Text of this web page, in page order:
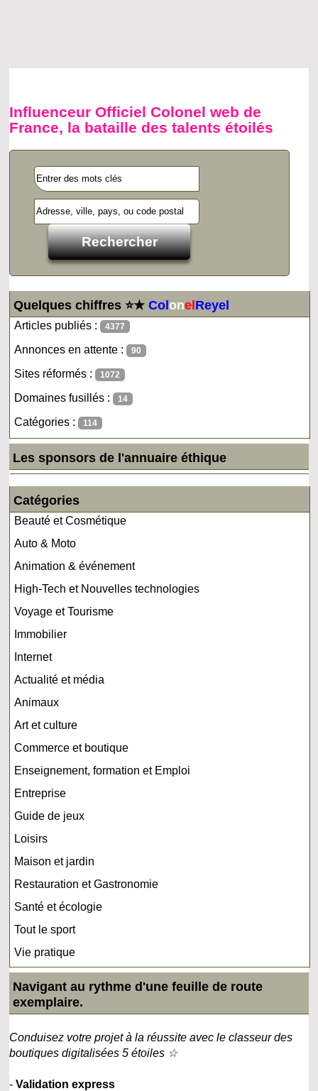
Influenceur Officiel Colonel web de
France, la bataille des talents étoilés
Quelques chiffres ⭐★ColonelReyel
Articles publiés : 4377
Annonces en attente : 90
Sites réformés : 1072
Domaines fusillés : 14
Catégories : 114
Les sponsors de l'annuaire éthique
Catégories
Beauté et Cosmétique
Auto & Moto
Animation & événement
High-Tech et Nouvelles technologies
Voyage et Tourisme
Immobilier
Internet
Actualité et média
Animaux
Art et culture
Commerce et boutique
Enseignement, formation et Emploi
Entreprise
Guide de jeux
Loisirs
Maison et jardin
Restauration et Gastronomie
Santé et écologie
Tout le sport
Vie pratique
Navigant au rythme d'une feuille de route
exemplaire.
Conduisez votre projet à la réussite avec le classeur des
boutiques digitalisées 5 étoiles ☆
-Validation express